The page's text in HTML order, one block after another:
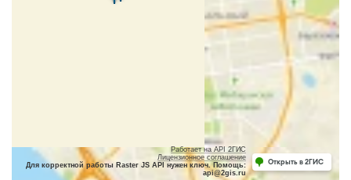
Работает на API 2ГИС
Лицензионное соглашение
Для корректной работы Raster JS API нужен ключ. Помощь:
api@2gis.ru
Открыть в 2ГИС